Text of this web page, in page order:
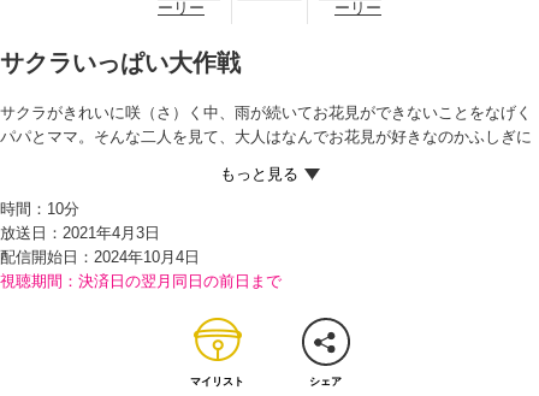
ーリー
ーリー
サクラいっぱい大作戦
サクラがきれいに咲（さ）く中、雨が続いてお花見ができないことをなげく
パパとママ。そんな二人を見て、大人はなんでお花見が好きなのかふしぎに
と声をかけると、ポケットから『花咲か灰（ばい）』を取り出す。この灰
は、「花咲かじいさん」のように、かけたところにサクラの花が咲くのだと
いう。
さっそく、これからも雨続きの天気予報（よほう）を見て、ガッカリしてい
るパパの前にツリーを置くと、花咲か灰をふりかけるドラえもん。すると、
たところ、辺り一面がサクラになり、パパは大よろこびでお花見をしなが
ら、ママとお酒を楽しむ。その後、花咲か灰を手に外に出たのび太は、入学
式に校門の前で記念撮影（さつえい）をしている家族のために、門のそばの
時間： 10分
放送日：2021年4月3日
配信開始日： 2024年10月4日
視聴期間：決済日の翌月同日の前日まで
マイリスト シェア